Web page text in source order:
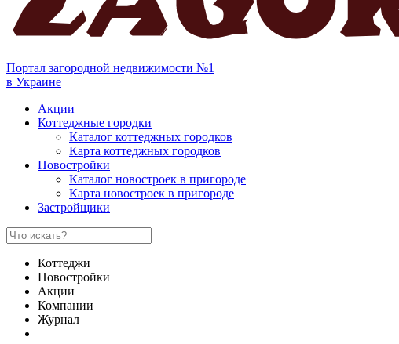
Портал загородной недвижимости №1
в Украине
Акции
Коттеджные городки
Каталог коттеджных городков
Карта коттеджных городков
Новостройки
Каталог новостроек в пригороде
Карта новостроек в пригороде
Застройщики
Коттеджи
Новостройки
Акции
Компании
Журнал